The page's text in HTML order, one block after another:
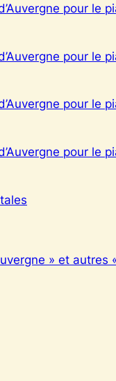
pour le
pour le
pour le
pour le
» et